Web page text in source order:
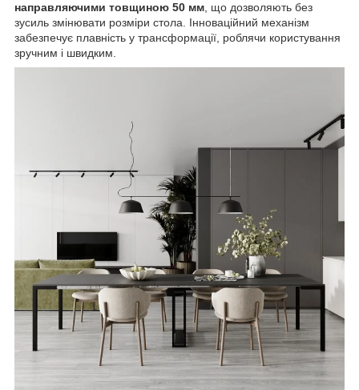
направляючими товщиною 50 мм , що дозволяють без
зусиль змінювати розміри стола. Інноваційний механізм
забезпечує плавність у трансформації, роблячи користування
зручним і швидким.